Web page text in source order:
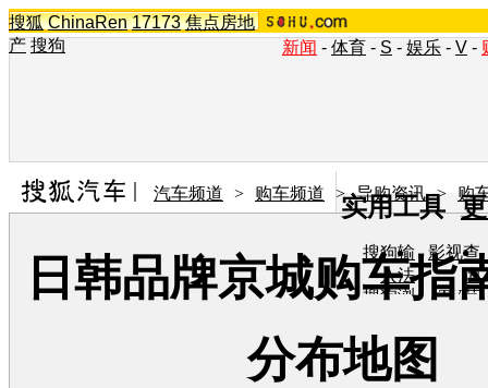
搜狐 ChinaRen 17173 焦点房地
产 搜狗 新闻 - 体育 - S - 娱乐 - V -
实用工具
搜狗输
入法
影视查
询
搜狗浏
TV节
乐盒
汽车频道 > 购车频道 > 导购资讯 > 购
日韩品牌京城购车指
分布地图